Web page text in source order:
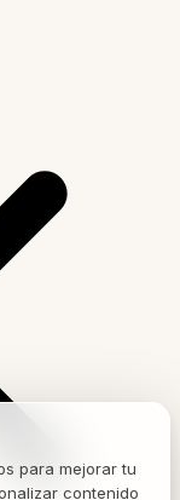
para mejorar tu
contenido